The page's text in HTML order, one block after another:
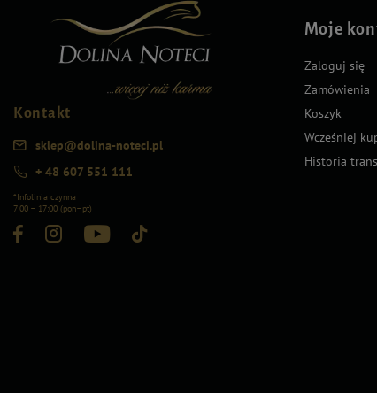
Kontakt
sklep@dolina-noteci.pl
+ 48 607 551 111
*Infolinia czynna
7:00 – 17:00 (pon–pt)
Moje
Zaloguj się
Zamówienia
Koszyk
Wcześniej
Historia